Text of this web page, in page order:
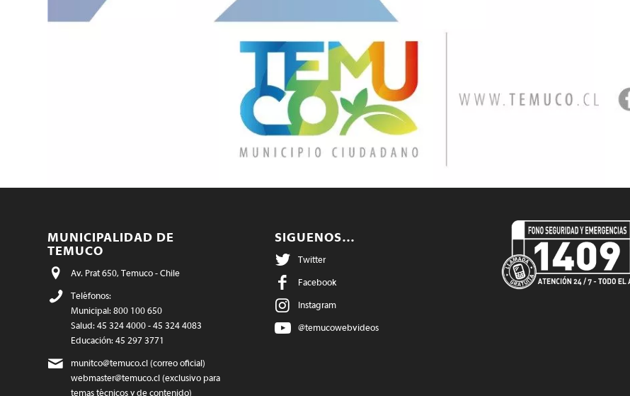
MUNICIPALIDAD DE
TEMUCO
Av. Prat 650, Temuco - Chile
Teléfonos:
Municipal: 800 100 650
Salud: 45 324 4000 - 45 324 4083
Educación: 45 297 3771
munitco@temuco.cl (correo oficial)
webmaster@temuco.cl (exclusivo para
temas técnicos y de contenido)
SIGUENOS…
Twitter
Facebook
Instagram
@temucowebvideos